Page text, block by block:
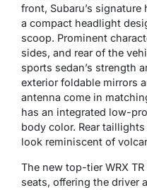
front, Subaru’s
a compact headlight
scoop. Prominent
sides, and rear of the
sports sedan’s strength
exterior foldable mirrors
antenna come in
has an integrated low-
body color. Rear
look reminiscent of
The new top-tier WRX
seats, offering the driver